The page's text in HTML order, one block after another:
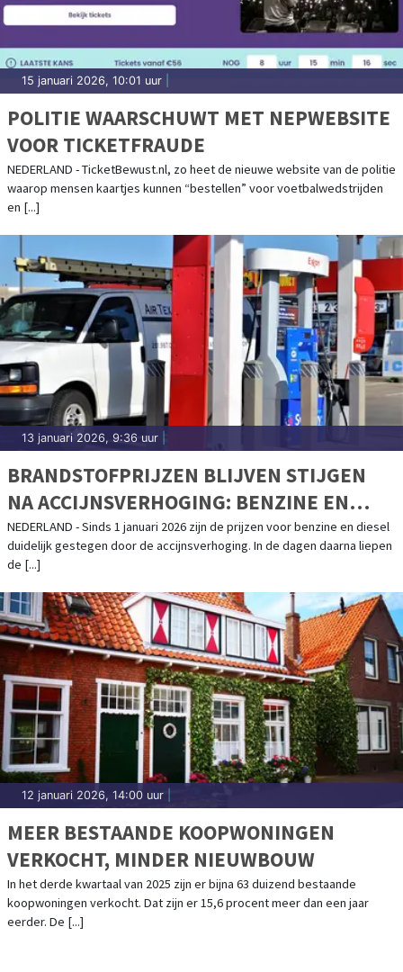
15 januari 2026, 10:01 uur
POLITIE WAARSCHUWT MET NEPWEBSITE
VOOR TICKETFRAUDE
NEDERLAND - TicketBewust.nl, zo heet de nieuwe website van de politie
waarop mensen kaartjes kunnen “bestellen” voor voetbalwedstrijden
en [...]
13 januari 2026, 9:36 uur
BRANDSTOFPRIJZEN BLIJVEN STIJGEN
NA ACCIJNSVERHOGING: BENZINE EN
DIESEL WEER DUURDER
NEDERLAND - Sinds 1 januari 2026 zijn de prijzen voor benzine en diesel
duidelijk gestegen door de accijnsverhoging. In de dagen daarna liepen
de [...]
12 januari 2026, 14:00 uur
MEER BESTAANDE KOOPWONINGEN
VERKOCHT, MINDER NIEUWBOUW
In het derde kwartaal van 2025 zijn er bijna 63 duizend bestaande
koopwoningen verkocht. Dat zijn er 15,6 procent meer dan een jaar
eerder. De [...]